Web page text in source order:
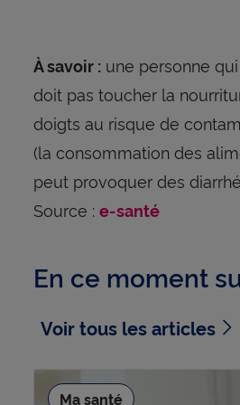
À savoir : une personne
doit pas toucher la
doigts au risque de
(la consommation des
peut provoquer des
Source : e-santé
En ce moment
Voir tous les articles
Ma santé